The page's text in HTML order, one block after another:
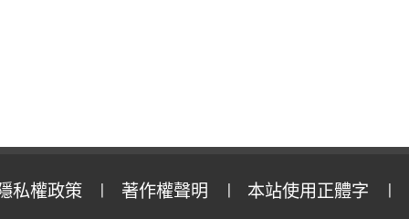
私權政策 著作權聲明 本站使用正體字